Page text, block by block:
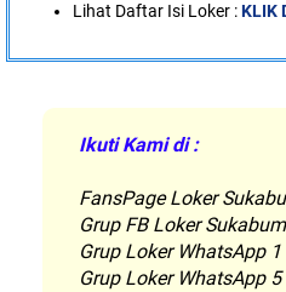
Lihat Daftar Isi Loker :KLIK
Ikuti Kami di :
FansPage Loker
Grup FB Loker
Grup Loker WhatsApp
Grup Loker WhatsApp